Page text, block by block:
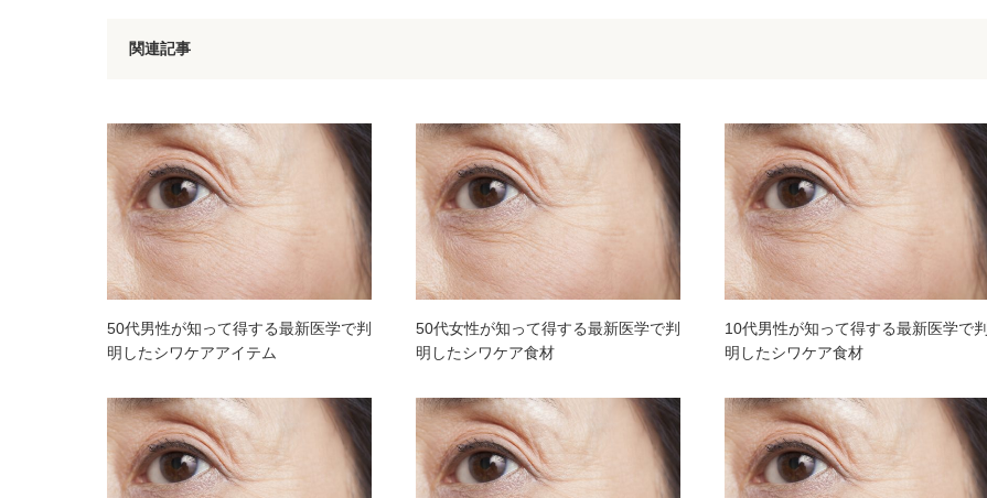
関連記事
50代男性が知って得する最新医学で判
明したシワケアアイテム
50代女性が知って得する最新医学で判
明したシワケア食材
10代男性が知って得する最新医学で判
明したシワケア食材